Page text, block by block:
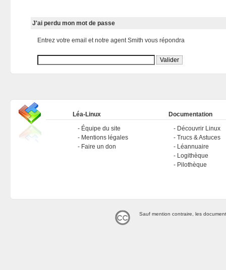
J'ai perdu mon mot de passe
Entrez votre email et notre agent Smith vous répondra
Léa-Linux
Équipe du site
Mentions légales
Faire un don
Documentation
Découvrir Linux
Trucs & Astuces
Léannuaire
Logithèque
Pilothèque
Sauf mention contraire, les